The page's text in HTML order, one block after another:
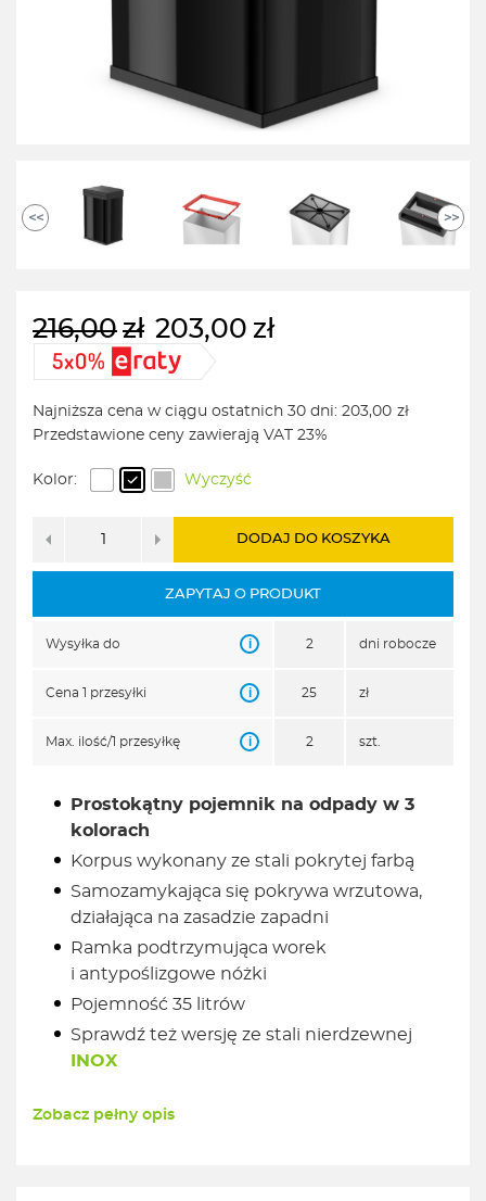
<< >>
216,00 zł
Pierwotna
cena
wynosiła:
216,00zł.
203,00 zł
Aktualna
cena
wynosi:
203,00zł.
Najniższa cena w ciągu ostatnich 30 dni: 203,00 zł
Przedstawione ceny zawierają VAT 23%
Kolor: Wyczyść
DODAJ DO KOSZYKA
ZAPYTAJ O PRODUKT
Wysyłka do i 2 dni robocze
Cena 1 przesyłki i 25 zł
Max. ilość/1 przesyłkę i 2 szt.
Prostokątny pojemnik na odpady w 3
kolorach
Korpus wykonany ze stali pokrytej farbą
Samozamykająca się pokrywa wrzutowa,
działająca na zasadzie zapadni
Ramka podtrzymująca worek
i antypoślizgowe nóżki
Pojemność 35 litrów
Sprawdź też wersję ze stali nierdzewnej
INOX
Zobacz pełny opis